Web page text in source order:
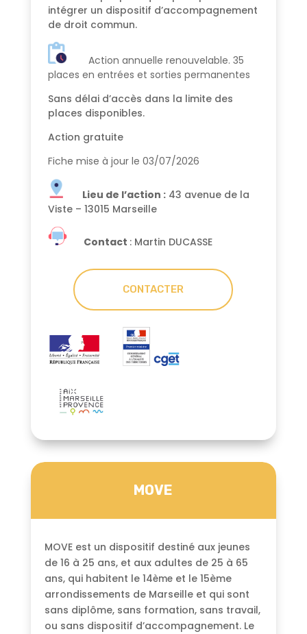
intégrer un dispositif d’accompagnement
de droit commun.
Action annuelle renouvelable. 35
places en entrées et sorties permanentes
Sans délai d’accès dans la limite des
places disponibles.
Action gratuite
Fiche mise à jour le 03/07/2026
Lieu de l’action :43 avenue de la
Viste – 13015 Marseille
Contact : Martin DUCASSE
CONTACTER
MOVE
MOVE est un dispositif destiné aux jeunes
de 16 à 25 ans, et aux adultes de 25 à 65
ans, qui habitent le 14èmeet le 15ème
arrondissements de Marseille et qui sont
sans diplôme, sans formation, sans travail,
ou sans dispositif d’accompagnement. Le